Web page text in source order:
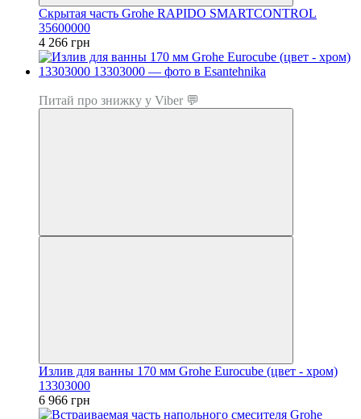
Скрытая часть Grohe RAPIDO SMARTCONTROL
35600000
4 266 грн
Питай про знижку у Viber 💬
Излив для ванны 170 мм Grohe Eurocube (цвет - хром)
13303000
6 966 грн